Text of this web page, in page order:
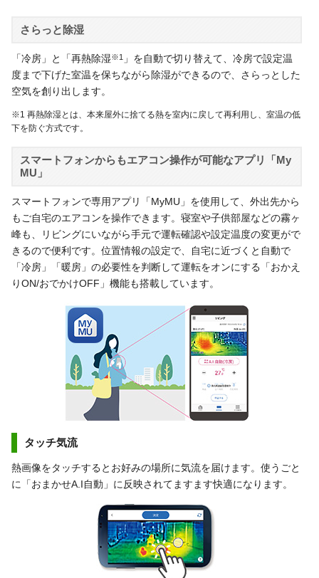
さらっと除湿
「冷房」と「再熱除湿※1 」を自動で切り替えて、冷房で設定温
度まで下げた室温を保ちながら除湿ができるので、さらっとした
空気を創り出します。
※1 再熱除湿とは、本来屋外に捨てる熱を室内に戻して再利用し、室温の低
下を防ぐ方式です。
スマートフォンからもエアコン操作が可能なアプリ「My
MU」
スマートフォンで専用アプリ「MyMU」を使用して、外出先から
もご自宅のエアコンを操作できます。寝室や子供部屋などの霧ヶ
峰も、リビングにいながら手元で運転確認や設定温度の変更がで
きるので便利です。位置情報の設定で、自宅に近づくと自動で
「冷房」「暖房」の必要性を判断して運転をオンにする「おかえ
りON/おでかけOFF」機能も搭載しています。
タッチ気流
熱画像をタッチするとお好みの場所に気流を届けます。使うごと
に「おまかせA.I自動」に反映されてますます快適になります。